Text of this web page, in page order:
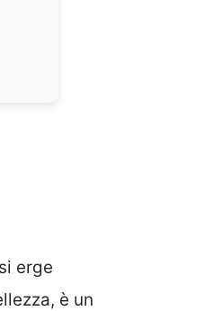
erge
è un